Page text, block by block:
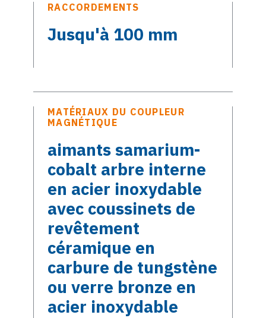
RACCORDEMENTS
Jusqu'à 100 mm
MATÉRIAUX DU COUPLEUR
MAGNÉTIQUE
aimants samarium-
cobalt arbre interne
en acier inoxydable
avec coussinets de
revêtement
céramique en
carbure de tungstène
ou verre bronze en
acier inoxydable